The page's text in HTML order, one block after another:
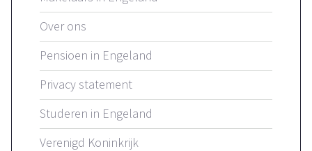
Over ons
Pensioen in Engeland
Privacy statement
Studeren in Engeland
Verenigd Koninkrijk